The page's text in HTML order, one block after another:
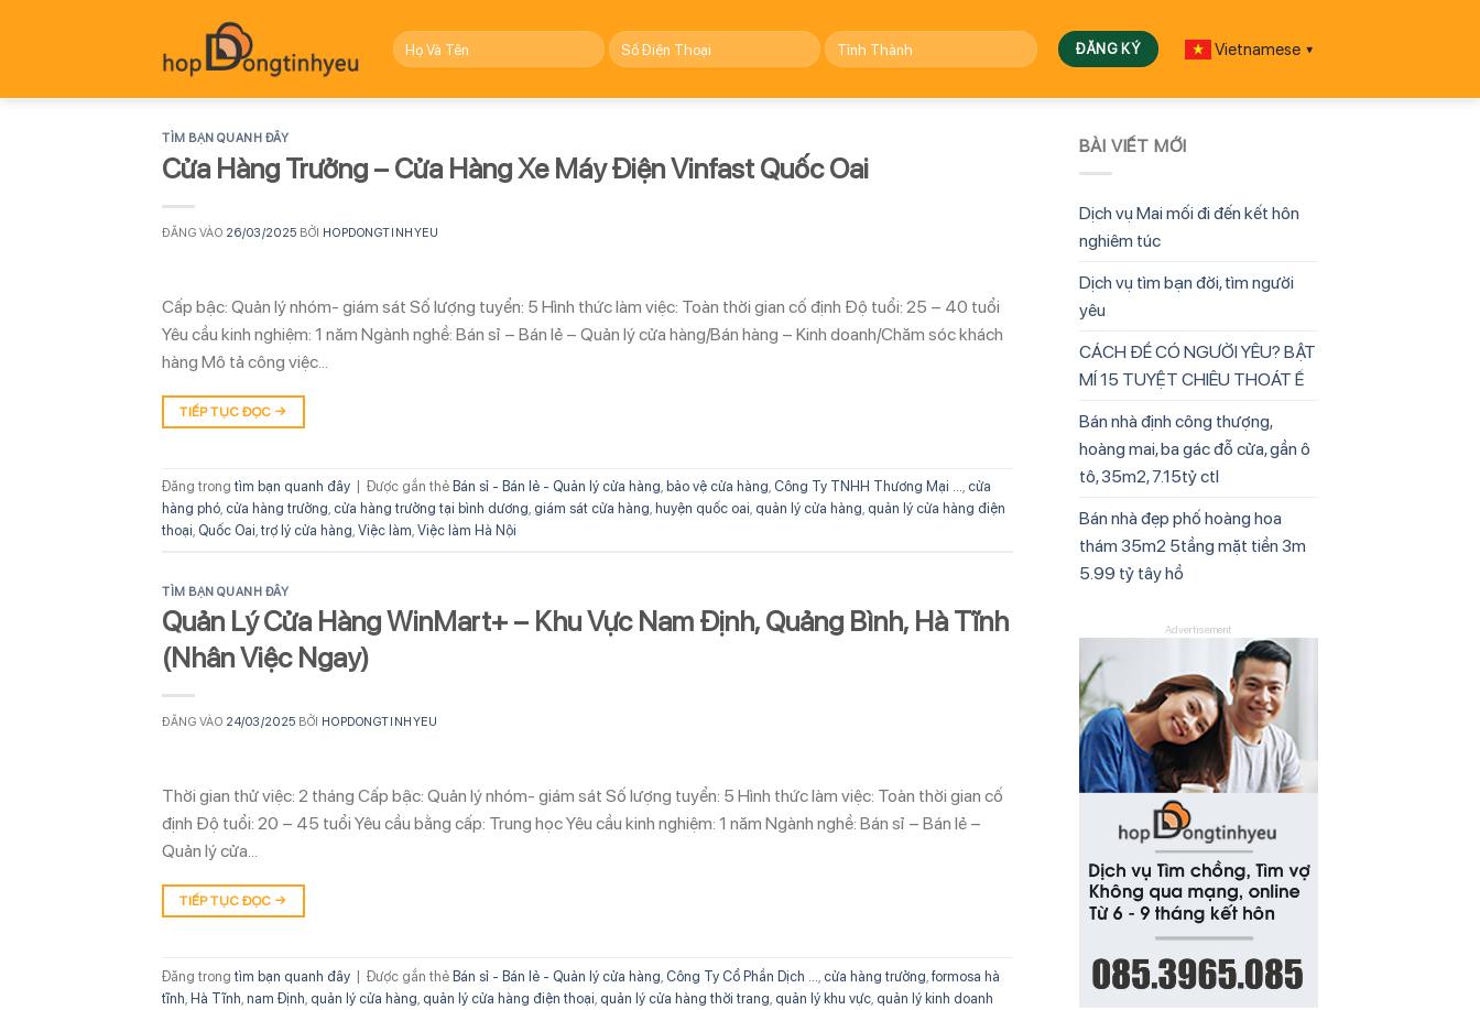
dung
Vietnamese ▼
TÌM BẠN QUANH ĐÂY
Cửa Hàng Trưởng – Cửa Hàng Xe Máy Điện Vinfast Quốc Oai
ĐĂNG VÀO 26/03/2025 BỞI HOPDONGTINHYEU
Cấp bậc: Quản lý nhóm- giám sát Số lượng tuyển: 5 Hình thức làm việc: Toàn thời gian cố định Độ tuổi: 25 – 40 tuổi
Yêu cầu kinh nghiệm: 1 năm Ngành nghề: Bán sỉ – Bán lẻ – Quản lý cửa hàng/Bán hàng – Kinh doanh/Chăm sóc khách
hàng Mô tả công việc…
TIẾP TỤC ĐỌC →
Đăng trong tìm bạn quanh đây Được gắn thẻ Bán sỉ - Bán lẻ - Quản lý cửa hàng bảo vệ cửa hàng Công Ty TNHH Thương Mại ...
cửa
hàng phó cửa hàng trưởng cửa hàng trưởng tại bình dương giám sát cửa hàng huyện quốc oai quản lý cửa hàng quản lý cửa hàng điện
thoại Quốc Oai trợ lý cửa hàng Việc làm Việc làm Hà Nội
TÌM BẠN QUANH ĐÂY
Quản Lý Cửa Hàng WinMart+ – Khu Vực Nam Định, Quảng Bình, Hà Tĩnh
(Nhân Việc Ngay)
ĐĂNG VÀO 24/03/2025 BỞI HOPDONGTINHYEU
Thời gian thử việc: 2 tháng Cấp bậc: Quản lý nhóm- giám sát Số lượng tuyển: 5 Hình thức làm việc: Toàn thời gian cố
định Độ tuổi: 20 – 45 tuổi Yêu cầu bằng cấp: Trung học Yêu cầu kinh nghiệm: 1 năm Ngành nghề: Bán sỉ – Bán lẻ –
Quản lý cửa…
TIẾP TỤC ĐỌC →
Đăng trong tìm bạn quanh đây | Được gắn thẻ Bán sỉ - Bán lẻ - Quản lý cửa hàng Công Ty Cổ Phần Dịch ... cửa hàng trưởng formosa hà
tĩnh Hà Tĩnh nam Định quản lý cửa hàng quản lý cửa hàng điện thoại quản lý cửa hàng thời trang quản lý khu vực quản lý kinh doanh
BÀI VIẾT MỚI
Dịch vụ Mai mối đi đến kết hôn
nghiêm túc
Dịch vụ tìm bạn đời, tìm người
yêu
CÁCH ĐỂ CÓ NGƯỜI YÊU? BẬT
MÍ 15 TUYỆT CHIÊU THOÁT Ế
Bán nhà định công thượng,
hoàng mai, ba gác đỗ cửa, gần ô
tô, 35m2, 7.15tỷ ctl
Bán nhà đẹp phố hoàng hoa
thám 35m2 5tầng mặt tiền 3m
5.99 tỷ tây hồ
Advertisement